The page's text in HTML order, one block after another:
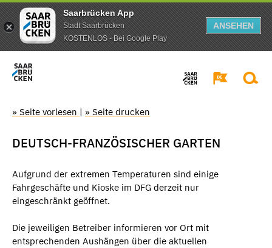
Saarbrücken App
Stadt Saarbrücken
KOSTENLOS - Bei Google Play
ANSEHEN
» Seite vorlesen | » Seite drucken
DEUTSCH-FRANZÖSISCHER GARTEN
Aufgrund der extremen Temperaturen sind einige
Fahrgeschäfte und Kioske im DFG derzeit nur
eingeschränkt geöffnet.
Die jeweiligen Betreiber informieren vor Ort mit
entsprechenden Aushängen über die aktuellen